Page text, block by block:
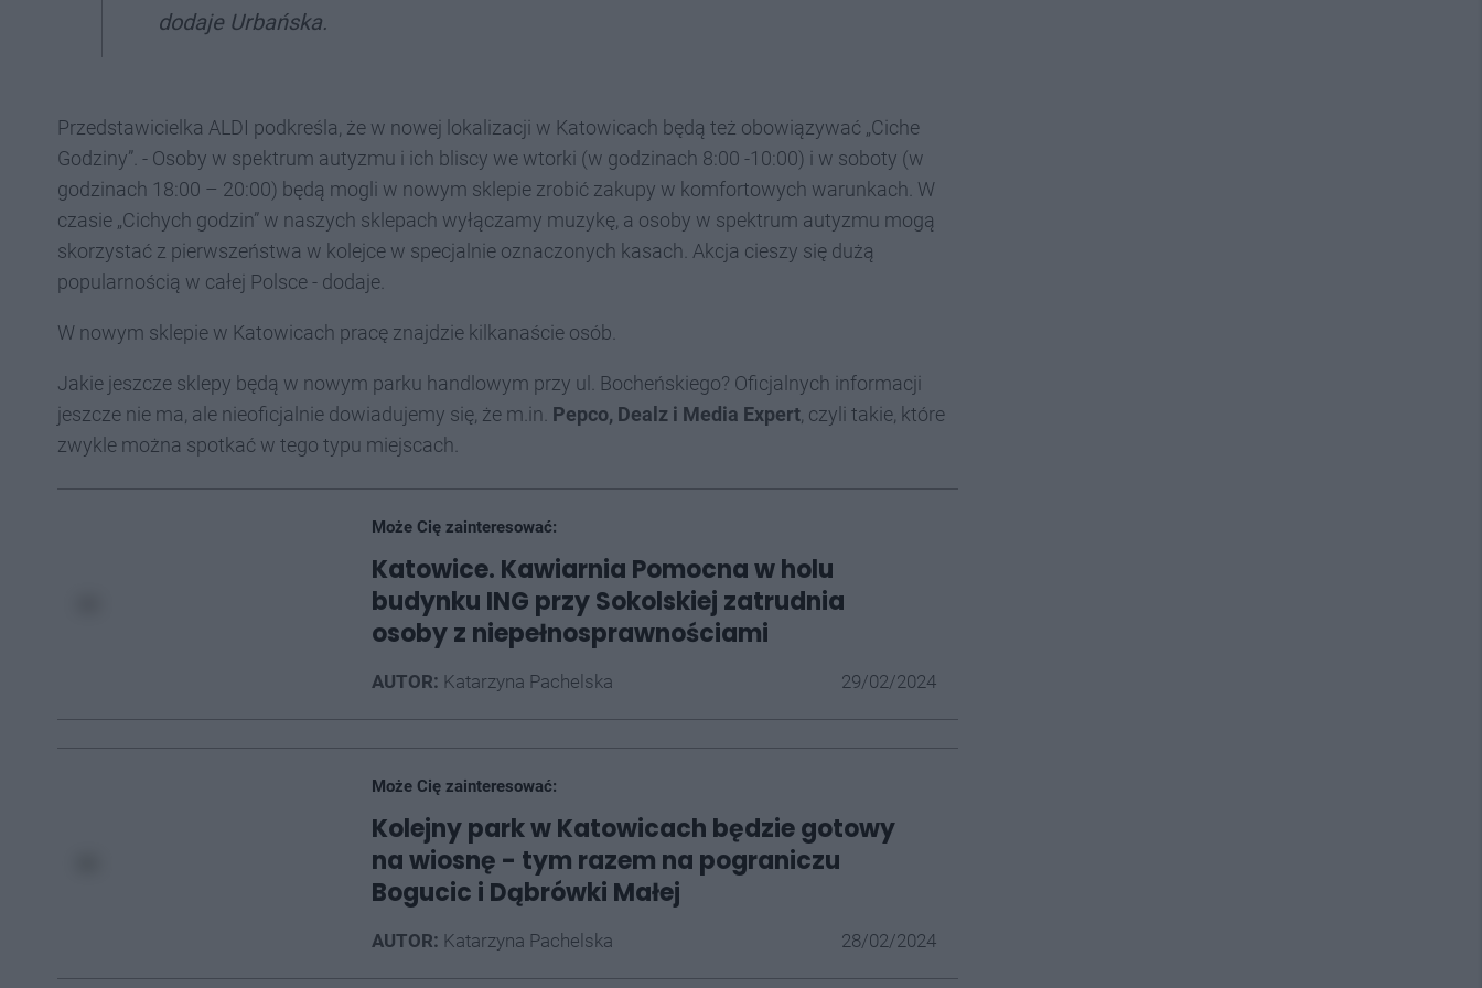
dodaje Urbańska.
Przedstawicielka ALDI podkreśla, że w nowej lokalizacji w Katowicach będą też obowiązywać „Ciche
Godziny”. - Osoby w spektrum autyzmu i ich bliscy we wtorki (w godzinach 8:00 -10:00) i w soboty (w
godzinach 18:00 – 20:00) będą mogli w nowym sklepie zrobić zakupy w komfortowych warunkach. W
czasie „Cichych godzin” w naszych sklepach wyłączamy muzykę, a osoby w spektrum autyzmu mogą
skorzystać z pierwszeństwa w kolejce w specjalnie oznaczonych kasach. Akcja cieszy się dużą
popularnością w całej Polsce - dodaje.
W nowym sklepie w Katowicach pracę znajdzie kilkanaście osób.
Jakie jeszcze sklepy będą w nowym parku handlowym przy ul. Bocheńskiego? Oficjalnych informacji
jeszcze nie ma, ale nieoficjalnie dowiadujemy się, że m.in. Pepco, Dealz i Media Expert , czyli takie, które
zwykle można spotkać w tego typu miejscach.
Może Cię zainteresować:
Katowice. Kawiarnia Pomocna w holu
budynku ING przy Sokolskiej zatrudnia
osoby z niepełnosprawnościami
AUTOR: Katarzyna Pachelska 29/02/2024
Może Cię zainteresować:
Kolejny park w Katowicach będzie gotowy
na wiosnę - tym razem na pograniczu
Bogucic i Dąbrówki Małej
AUTOR: Katarzyna Pachelska 28/02/2024